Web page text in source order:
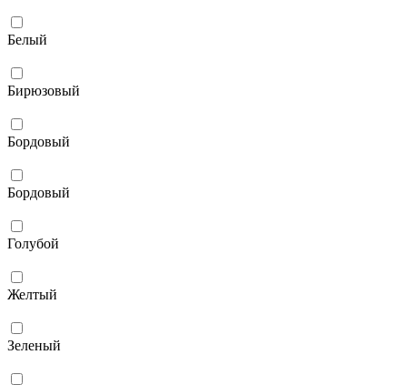
Белый
Бирюзовый
Бордовый
Бордовый
Голубой
Желтый
Зеленый